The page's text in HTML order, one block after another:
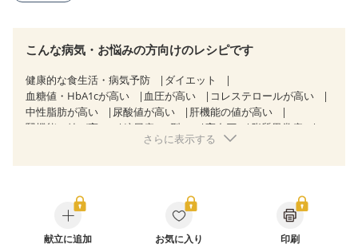
こんな病気・お悩みの方向けのレシピです
健康的な食生活・病気予防
ダイエット
血糖値・HbA1cが高い
血圧が高い
コレステロールが高い
中性脂肪が高い
尿酸値が高い
肝機能の値が高い
腎機能の値が高い
糖尿病（2型） 高血圧
脂質異常症
狭心症 心筋梗塞
CKD（ステージ２）
乳がん（抗がん剤治療中）
乳がん（ホルモン療法中）
乳がん（放射線治療中）
乳がん治療を終えた方・経過観察中の方など
さらに表示する
献立に追加 お気に入り 印刷